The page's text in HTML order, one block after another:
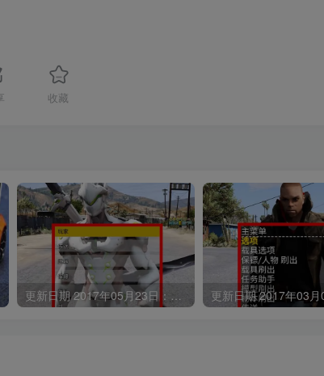
收藏
更新日期 2017年05月23日：v1.53《GTA5》Enhanced Native Trainer 修改器 [简体汉化]